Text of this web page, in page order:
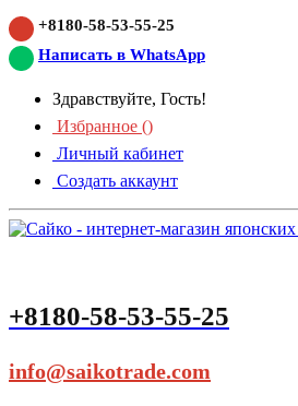
+8180-58-53-55-25
Написать в WhatsApp
Здравствуйте, Гость!
Избранное ()
Личный кабинет
Создать аккаунт
+8180-58-53-55-25
info@saikotrade.com